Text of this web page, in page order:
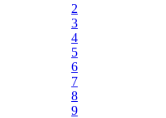
2
3
4
5
6
7
8
9